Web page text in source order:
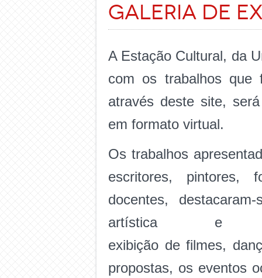
Galeria de
A Estação Cultural, da
com os trabalhos que
através deste site,
em formato virtual.
Os trabalhos
escritores, pintores,
docentes,
artística e
exibição de filmes,
propostas, os eventos